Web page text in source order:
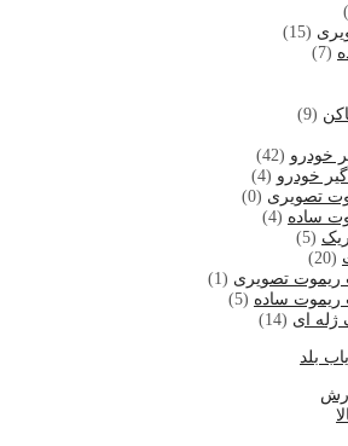
(15)
(7)
(9)
خودرو (42)
خودرو (4)
تصویری (0)
ساده (4)
(5)
(20)
ریموت تصویری (1)
ریموت ساده (5)
ژله ای (14)
بلد